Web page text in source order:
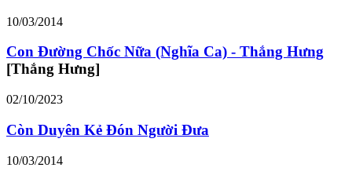
10/03/2014
Con Đường Chốc Nữa (Nghĩa Ca) - Thắng Hưng
[Thắng Hưng]
02/10/2023
Còn Duyên Kẻ Đón Người Đưa
10/03/2014